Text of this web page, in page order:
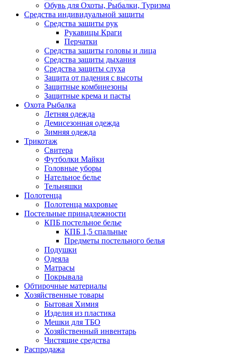
Обувь для Охоты, Рыбалки, Туризма
Средства индивидуальной защиты
Средства защиты рук
Рукавицы Краги
Перчатки
Средства защиты головы и лица
Средства защиты дыхания
Средства защиты слуха
Защита от падения с высоты
Защитные комбинезоны
Защитные крема и пасты
Охота Рыбалка
Летняя одежда
Демисезонная одежда
Зимняя одежда
Трикотаж
Свитера
Футболки Майки
Головные уборы
Нательное белье
Тельняшки
Полотенца
Полотенца махровые
Постельные принадлежности
КПБ постельное белье
КПБ 1,5 спальные
Предметы постельного белья
Подушки
Одеяла
Матрасы
Покрывала
Обтирочные материалы
Хозяйственные товары
Бытовая Химия
Изделия из пластика
Мешки для ТБО
Хозяйственный инвентарь
Чистящие средства
Распродажа